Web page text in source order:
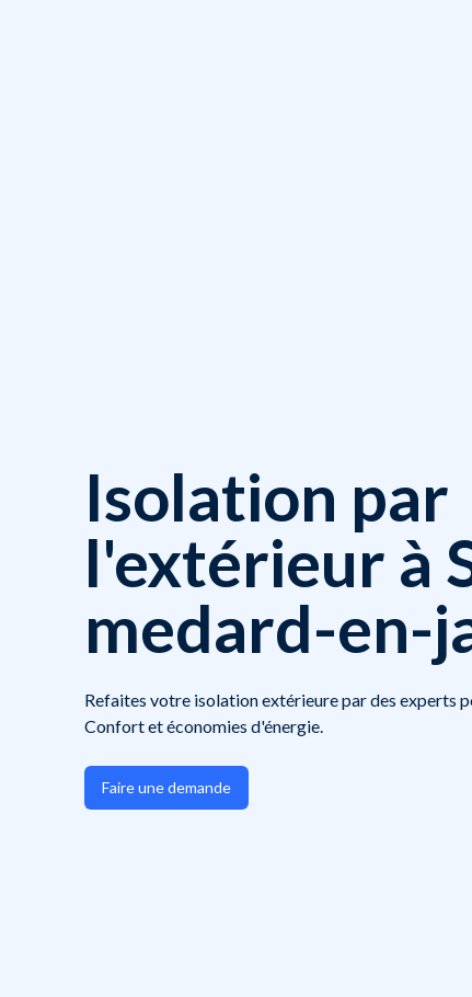
Isolation par
l'extérieur à
medard-en-
Refaites votre isolation extérieure par des experts
Confort et économies d'énergie.
Faire une demande